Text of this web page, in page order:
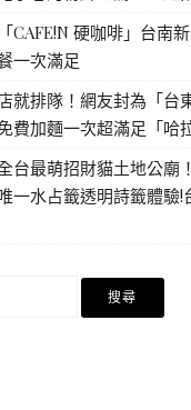
CAFE!N 硬咖啡」台南
一次滿足
就排隊！網友封為「台
費加麵一次超滿足「哈
台最萌招財貓土地公廟
一水占籤透明詩籤體驗!